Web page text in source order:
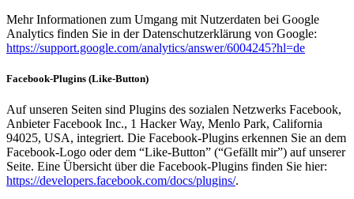
Mehr Informationen zum Umgang mit Nutzerdaten bei Google
Analytics finden Sie in der Datenschutzerklärung von Google:
https://support.google.com/analytics/answer/6004245?hl=de
Facebook-Plugins (Like-Button)
Auf unseren Seiten sind Plugins des sozialen Netzwerks Facebook,
Anbieter Facebook Inc., 1 Hacker Way, Menlo Park, California
94025, USA, integriert. Die Facebook-Plugins erkennen Sie an dem
Facebook-Logo oder dem “Like-Button” (“Gefällt mir”) auf unserer
Seite. Eine Übersicht über die Facebook-Plugins finden Sie hier:
https://developers.facebook.com/docs/plugins/.